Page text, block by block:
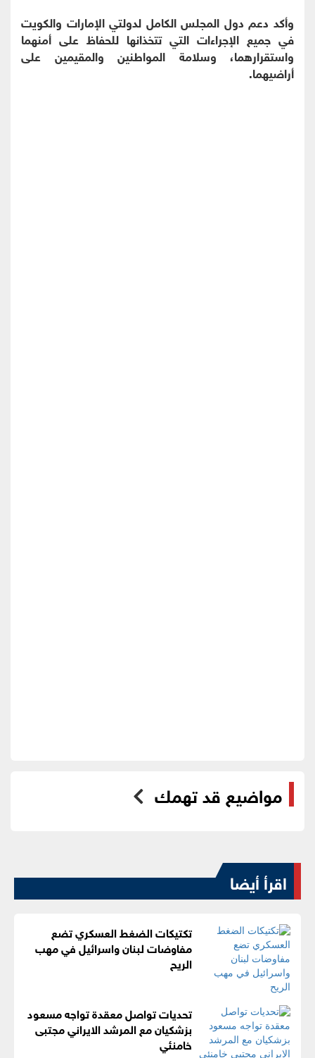
وأكد دعم دول المجلس الكامل لدولتي الإمارات والكويت
في جميع الإجراءات التي تتخذانها للحفاظ على أمنهما
واستقرارهما، وسلامة المواطنين والمقيمين على
أراضيهما.
مواضيع قد تهمك
اقرأ أيضا
تكتيكات الضغط العسكري تضع
مفاوضات لبنان واسرائيل في مهب
الريح
تحديات تواصل معقدة تواجه مسعود
بزشكيان مع المرشد الايراني مجتبى
خامنئي